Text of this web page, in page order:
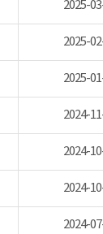
2025-
2025-
2025-
2024-
2024-
2024-
2024-